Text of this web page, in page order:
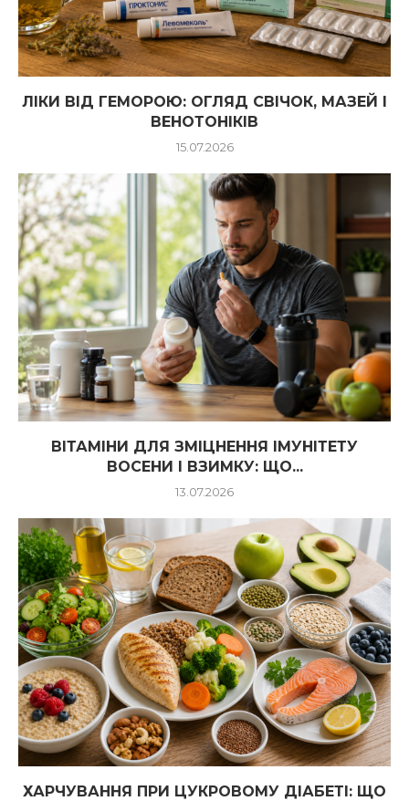
ЛІКИ ВІД ГЕМОРОЮ: ОГЛЯД СВІЧОК, МАЗЕЙ І
ВЕНОТОНІКІВ
15.07.2026
ВІТАМІНИ ДЛЯ ЗМІЦНЕННЯ ІМУНІТЕТУ
ВОСЕНИ І ВЗИМКУ: ЩО...
13.07.2026
ХАРЧУВАННЯ ПРИ ЦУКРОВОМУ ДІАБЕТІ: ЩО